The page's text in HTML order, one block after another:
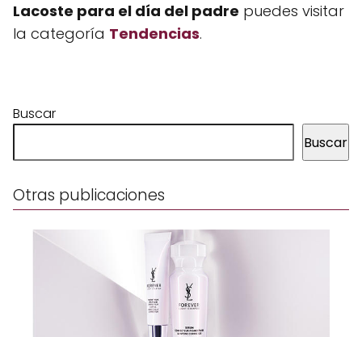
Lacoste para el día del padre puedes visitar
la categoría Tendencias.
Buscar
Buscar
Otras publicaciones